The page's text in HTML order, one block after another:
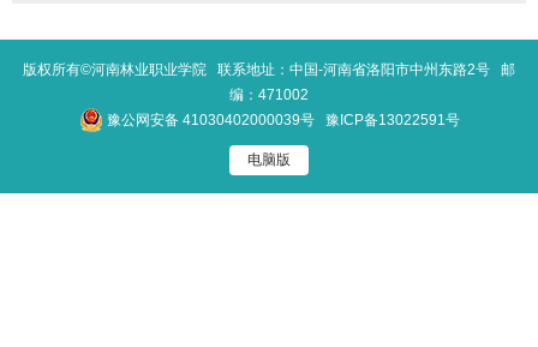
版权所有©河南林业职业学院 联系地址：中国-河南省洛阳市中州东路2号 邮
编：471002
豫公网安备 41030402000039号
豫ICP备13022591号
电脑版